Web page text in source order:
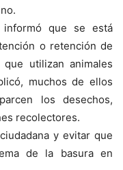
informó que se está
o retención de
que utilizan animales
muchos de ellos
los desechos,
recolectores.
y evitar que
de la basura en